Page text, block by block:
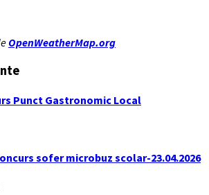
OpenWeatherMap.org
Punct Gastronomic Local
sofer microbuz scolar-23.04.2026